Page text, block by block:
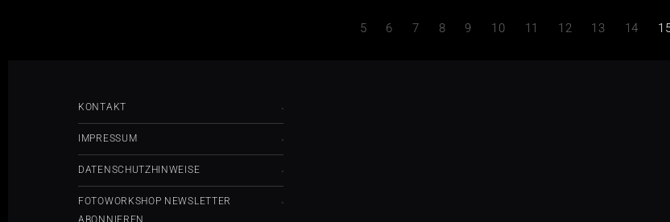
5 6 7 8 9 10 11 12 13 14
KONTAKT
IMPRESSUM
DATENSCHUTZHINWEISE
FOTOWORKSHOP NEWSLETTER
ABONNIEREN